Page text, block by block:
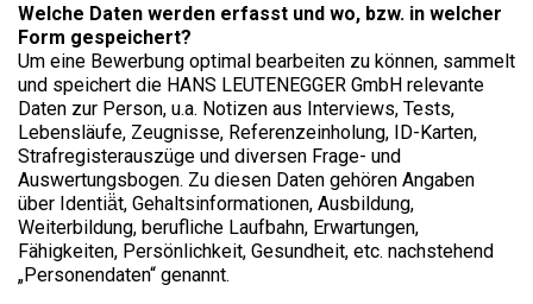
Welche Daten werden erfasst und wo, bzw. in welcher
Form gespeichert?
Um eine Bewerbung optimal bearbeiten zu können, sammelt
und speichert die HANS LEUTENEGGER GmbH relevante
Daten zur Person, u.a. Notizen aus Interviews, Tests,
Lebensläufe, Zeugnisse, Referenzeinholung, ID-Karten,
Strafregisterauszüge und diversen Frage- und
Auswertungsbogen. Zu diesen Daten gehören Angaben
über Identiä̈t, Gehaltsinformationen, Ausbildung,
Weiterbildung, berufliche Laufbahn, Erwartungen,
Fähigkeiten, Persönlichkeit, Gesundheit, etc. nachstehend
„Personendaten“ genannt.